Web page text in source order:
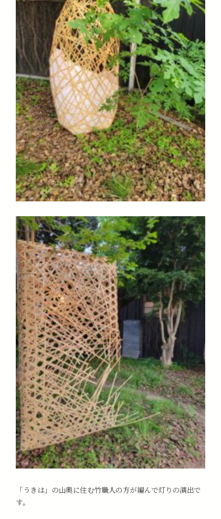
「うきは」の山奥に住む竹職人の方が編んで灯りの演出で
す。